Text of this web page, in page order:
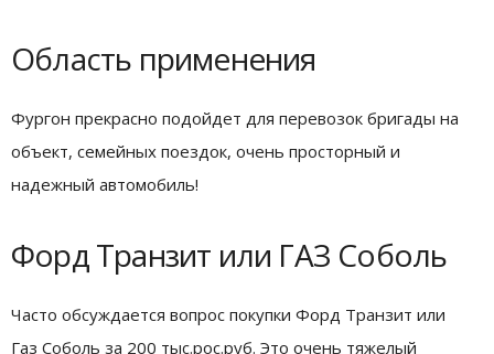
Область применения
Фургон прекрасно подойдет для перевозок бригады на
объект, семейных поездок, очень просторный и
надежный автомобиль!
Форд Транзит или ГАЗ Соболь
Часто обсуждается вопрос покупки Форд Транзит или
Газ Соболь за 200 тыс.рос.руб. Это очень тяжелый